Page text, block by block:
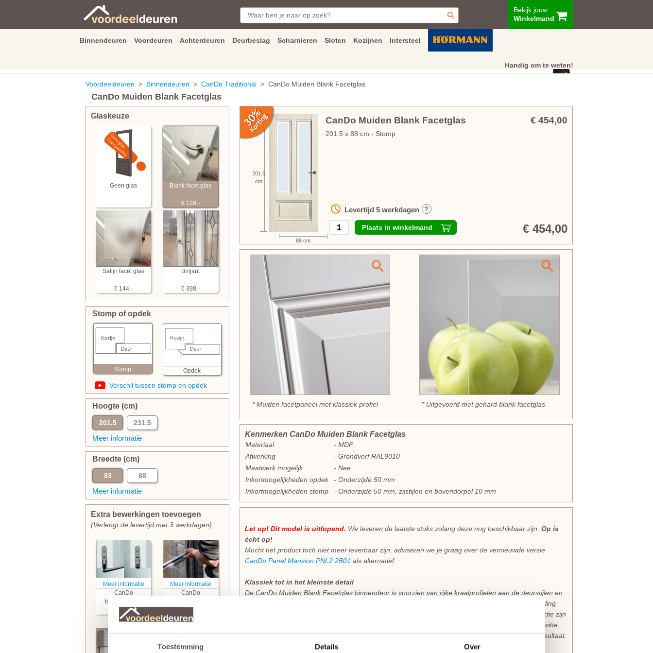
Toestemming Details Over
Bekijk jouw
Winkelmand
Binnendeuren Voordeuren Achterdeuren Deurbeslag Scharnieren Sloten Kozijnen Intersteel
Handig om te weten!
Klantenservice
Voordeeldeuren > Binnendeuren > CanDo Traditional > CanDo Muiden Blank Facetglas
CanDo Muiden Blank Facetglas
Glaskeuze
Geen glas Blank facet glas
€ 139,-
Satijn facet glas
€ 144,-
Briljant
€ 398,-
Stomp of opdek
Stomp Opdek
Verschil tussen stomp en opdek
Hoogte (cm)
201.5
231.5
Meer informatie
Breedte (cm)
83
88
Meer informatie
Extra bewerkingen toevoegen
(Verlengt de levertijd met 3 werkdagen)
Meer informatie
CanDo
tochtvaldorpel
+ € 94,95
Meer informatie
CanDo
201.5
cm
CanDo Muiden Blank Facetglas € 454,00
201.5 x 88 cm - Stomp
Plaats in winkelmand
Levertijd 5werkdagen ?
€ 454,00
88 cm
* Muiden facetpaneel met klassiek profiel * Uitgevoerd metgehard blank facetglas
Kenmerken CanDo Muiden Blank Facetglas
Materiaal
- MDF
Afwerking
- Grondverf RAL9010
Maatwerk mogelijk
- Nee
Inkortmogelijkheden opdek
- Onderzijde 50 mm
Inkortmogelijkheden stomp
- Onderzijde 50 mm, zijstijlen en bovendorpel 10 mm
Let op! Dit model is uitlopend. We leveren de laatste stuks zolang deze nog beschikbaar zijn. Op is
écht op!
Mocht het product toch niet meer leverbaar zijn, adviseren we je graag over de vernieuwde versie
CanDo Panel Mansion PNL2 2B01 als alternatief.
Klassiek tot in het kleinste detail
De CanDo Muiden Blank Facetglas binnendeur is voorzien van rijke kraalprofielen aan de deurstijlen en
rondom het facetpaneel aan de onderzijde van de deur. Dit staat garant voor een klassieke uitstraling
collectie. Alle deuren uit deze collectie zijn
perfect te combineren met elkaar. Deze sterke MDF-deuren zijn rondom voorbehandeld met een witte
grondverf. Licht opschuren, ontvetten en tweemaal aflakken is het advies voor het mooiste eindresultaat.